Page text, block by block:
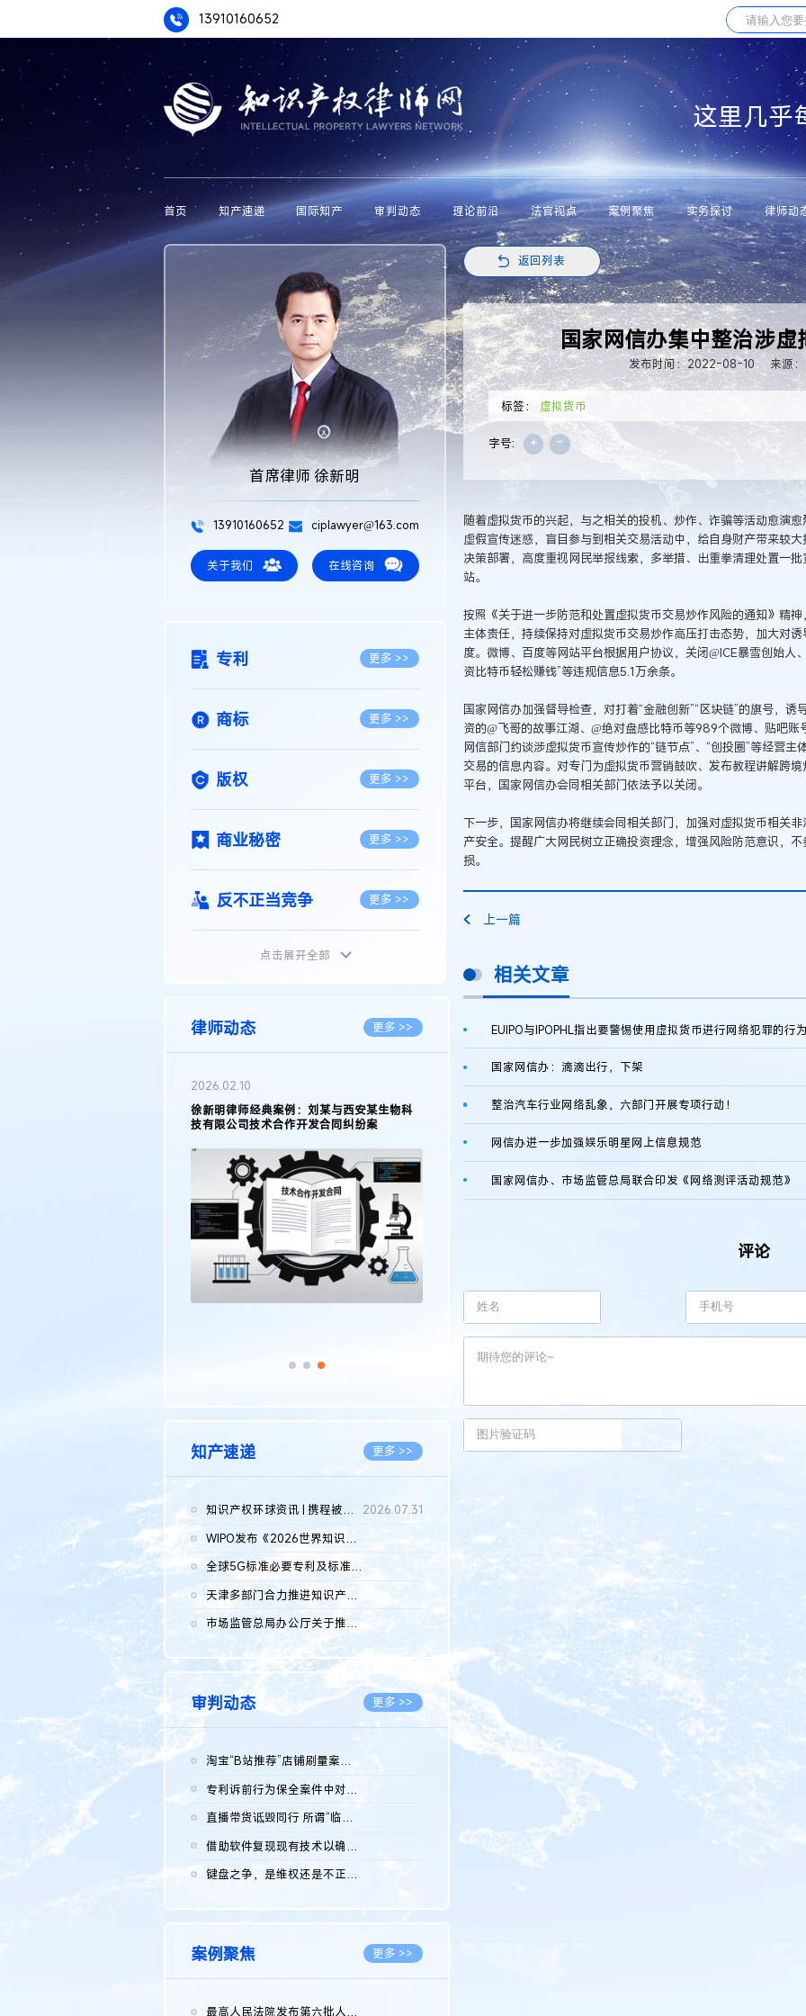
13910160652
这里几乎
首页 知产速递 国际知产 审判动态 理论前沿 法官视点 案例聚焦 实务探讨 律师动
首席律师 徐新明
13910160652 ciplawyer@163.com
关于我们 在线咨询
专利 更多 >>
商标 更多 >>
版权 更多 >>
商业秘密 更多 >>
反不正当竞争 更多 >>
植物新品种
地理标志 更多 >>
集成电路布图设计
传统文化 更多 >>
点击展开全部
律师动态 更多 >>
2026.02.10
徐新明律师经典案例：刘某与西安某生物科
技有限公司技术合作开发合同纠纷案
知产速递 更多 >>
知识产权环球资讯 | 携程被市监总局罚51.79亿；瑞幸泰国商标案上...
2026.07.31
WIPO发布《2026世界知识产权报告》 含报告全文
全球5G标准必要专利及标准提案研究报告（2026年）全文发布
天津多部门合力推进知识产权保护工作
2026.08.05
市场监管总局办公厅关于推广第一批全国商业秘密保护创新试点典型...
2026.08.05
审判动态 更多 >>
淘宝“B站推荐”店铺刷量案维持原判，两被告连带赔偿150万元
专利诉前行为保全案件中对仿制药申请人曾作出三类声明的考量及违...
直播带货诋毁同行 所谓“临场发挥”不免责
借助软件复现现有技术以确认相关参数特征是否被公开
键盘之争，是维权还是不正当竞争？
案例聚焦 更多 >>
最高人民法院发布第六批人民法院种业知识产权司法保护典型案例 含...
返回列表
国家网信办集中整治涉
发布时间：2022-08-10 来源
标签： 虚拟货币
字号: + -
随着虚拟货币的兴起，与之相关的投机、炒作、诈骗等活动愈演
虚假宣传迷惑，盲目参与到相关交易活动中，给自身财产带来较
决策部署，高度重视网民举报线索，多举措、出重拳清理处置一
站。
按照《关于进一步防范和处置虚拟货币交易炒作风险的通知》精
主体责任，持续保持对虚拟货币交易炒作高压打击态势，加大对
度。微博、百度等网站平台根据用户协议，关闭@ICE暴雪创始人
资比特币轻松赚钱”等违规信息5.1万余条。
国家网信办加强督导检查，对打着“金融创新”“区块链”的旗号，诱
资的@飞哥的故事江湖、@绝对盘感比特币等989个微博、贴吧
网信部门约谈涉虚拟货币宣传炒作的“链节点”、“创投圈”等经营
交易的信息内容。对专门为虚拟货币营销鼓吹、发布教程讲解跨
平台，国家网信办会同相关部门依法予以关闭。
下一步，国家网信办将继续会同相关部门，加强对虚拟货币相关
产安全。提醒广大网民树立正确投资理念，增强风险防范意识，
损。
上一篇
相关文章
EUIPO与IPOPHL指出要警惕使用虚拟货币进行网络犯罪的行
国家网信办：滴滴出行，下架
整治汽车行业网络乱象，六部门开展专项行动！
网信办进一步加强娱乐明星网上信息规范
国家网信办、市场监管总局联合印发《网络测评活动规范》
评论